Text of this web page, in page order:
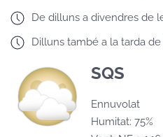
De dilluns a divendres de
Dilluns també a la tarda de
SQS
Ennuvolat
Humitat: 75%